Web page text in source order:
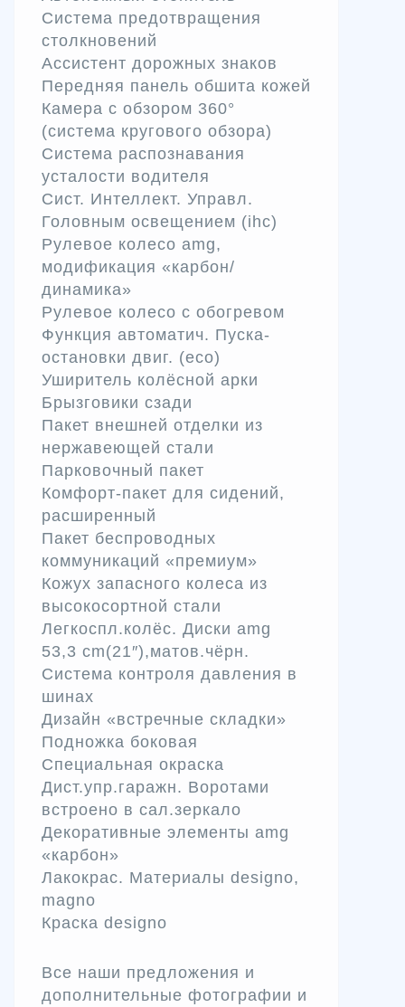
Система предотвращения
столкновений
Ассистент дорожных знаков
Передняя панель обшита кожей
Камера с обзором 360°
(система кругового обзора)
Система распознавания
усталости водителя
Сист. Интеллект. Управл.
Головным освещением (ihc)
Рулевое колесо amg,
модификация «карбон/
динамика»
Рулевое колесо с обогревом
Функция автоматич. Пуска-
остановки двиг. (eco)
Уширитель колёсной арки
Брызговики сзади
Пакет внешней отделки из
нержавеющей стали
Парковочный пакет
Комфорт-пакет для сидений,
расширенный
Пакет беспроводных
коммуникаций «премиум»
Кожух запасного колеса из
высокосортной стали
Легкоспл.колёс. Диски amg
53,3 cm(21″),матов.чёрн.
Система контроля давления в
шинах
Дизайн «встречные складки»
Подножка боковая
Специальная окраска
Дист.упр.гаражн. Воротами
встроено в сал.зеркало
Декоративные элементы amg
«карбон»
Лакокрас. Материалы designo,
magno
Краска designo
Все наши предложения и
дополнительные фотографии и